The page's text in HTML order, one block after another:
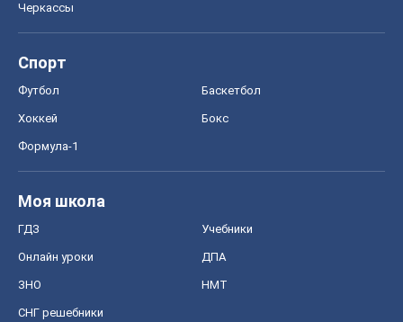
Черкассы
Спорт
Футбол Баскетбол
Хоккей Бокс
Формула-1
Моя школа
ГДЗ Учебники
Онлайн уроки ДПА
ЗНО НМТ
СНГ решебники